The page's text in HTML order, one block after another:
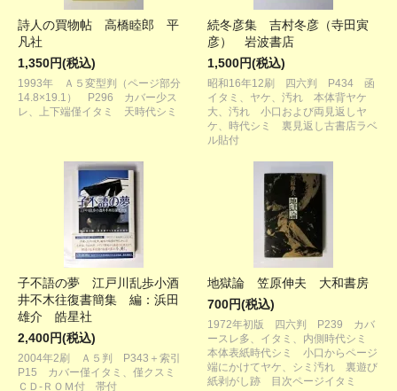
詩人の買物帖 高橋睦郎 平
凡社
1,350円(税込)
1993年 Ａ５変型判（ページ部分
14.8×19.1） P296 カバー少ス
レ、上下端僅イタミ 天時代シミ
続冬彦集 吉村冬彦（寺田寅
彦） 岩波書店
1,500円(税込)
昭和16年12刷 四六判 P434 函
イタミ、ヤケ、汚れ 本体背ヤケ
大、汚れ 小口および両見返しヤ
ケ、時代シミ 裏見返し古書店ラベ
ル貼付
子不語の夢 江戸川乱歩小酒
井不木往復書簡集 編：浜田
雄介 皓星社
2,400円(税込)
2004年2刷 Ａ５判 P343＋索引
P15 カバー僅イタミ、僅クスミ
ＣＤ-ＲＯＭ付 帯付
地獄論 笠原伸夫 大和書房
700円(税込)
1972年初版 四六判 P239 カバ
ースレ多、イタミ、内側時代シミ
本体表紙時代シミ 小口からページ
端にかけてヤケ、シミ汚れ 裏遊び
紙剥がし跡 目次ページイタミ